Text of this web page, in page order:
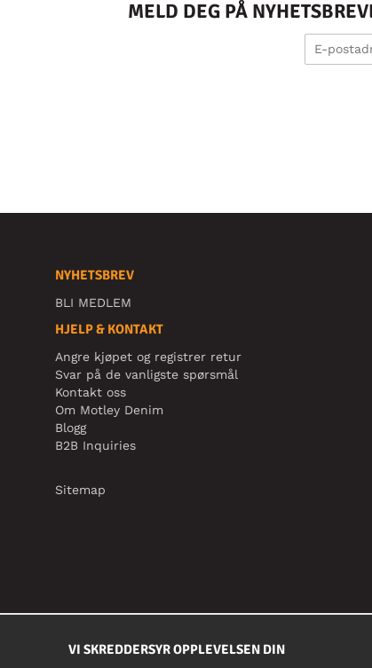
MELD DEG PÅ
NYHETSBREV
BLI MEDLEM
HJELP & KONTAKT
Angre kjøpet og registrer retur
Svar på de vanligste spørsmål
Kontakt oss
Om Motley Denim
Blogg
B2B Inquiries
Sitemap
VI SKREDDERSYR OPPLEVELSEN DIN